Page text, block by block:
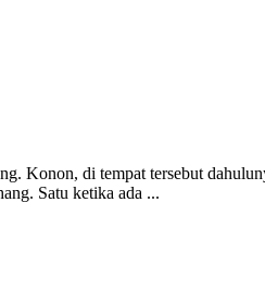
di tempat tersebut
Satu ketika ada ...